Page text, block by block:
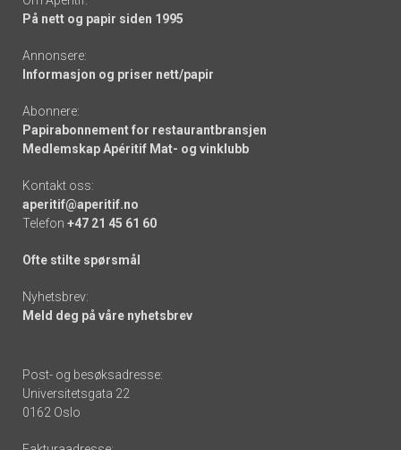
På nett og papir siden 1995
Annonsere:
Informasjon og priser nett/papir
Abonnere:
Papirabonnement for restaurantbransjen
Medlemskap Apéritif Mat- og vinklubb
Kontakt oss:
aperitif@aperitif.no
Telefon +47 21 45 61 60
Ofte stilte spørsmål
Nyhetsbrev:
Meld deg på våre nyhetsbrev
Post- og besøksadresse:
Universitetsgata 22
0162 Oslo